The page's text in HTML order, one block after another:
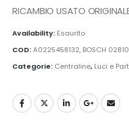
RICAMBIO USATO
Availability: Esaurito
COD:A0225458132, BOSCH
Categorie: Centraline, Luci e